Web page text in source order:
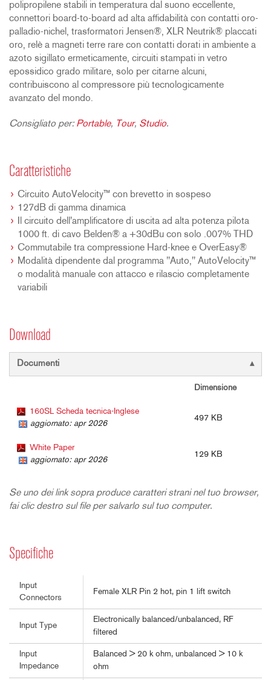
polipropilene stabili in temperatura dal suono eccellente,
connettori board-to-board ad alta affidabilità con contatti oro-
palladio-nichel, trasformatori Jensen®, XLR Neutrik® placcati
oro, relè a magneti terre rare con contatti dorati in ambiente a
azoto sigillato ermeticamente, circuiti stampati in vetro
epossidico grado militare, solo per citarne alcuni,
contribuiscono al compressore più tecnologicamente
avanzato del mondo.
Consigliato per: Portable, Tour, Studio.
Caratteristiche
Circuito AutoVelocity™ con brevetto in sospeso
127dB di gamma dinamica
Il circuito dell'amplificatore di uscita ad alta potenza pilota
1000 ft. di cavo Belden® a +30dBu con solo .007% THD
Commutabile tra compressione Hard-knee e OverEasy®
Modalità dipendente dal programma "Auto," AutoVelocity™
o modalità manuale con attacco e rilascio completamente
variabili
Download
Documenti
Dimensione
160SL Scheda tecnica-Inglese
aggiornato: apr 2026
497 KB
White Paper
aggiornato: apr 2026
129 KB
Se uno dei link sopra produce caratteri strani nel tuo browser,
fai clic destro sul file per salvarlo sul tuo computer.
Specifiche
Input
Connectors
Female XLR Pin 2 hot, pin 1 lift switch
Input Type
Electronically balanced/unbalanced, RF
filtered
Input
Impedance
Balanced > 20 k ohm, unbalanced > 10 k
ohm